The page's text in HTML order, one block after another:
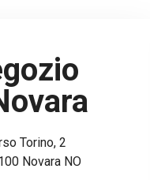
Torino, 2
Novara NO